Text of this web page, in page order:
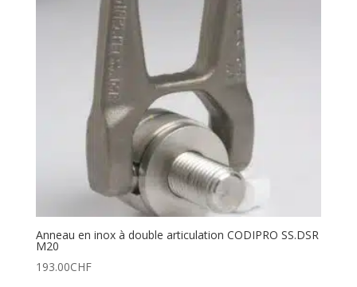
Anneau en inox à double articulation CODIPRO SS.DSR
M20
193.00CHF